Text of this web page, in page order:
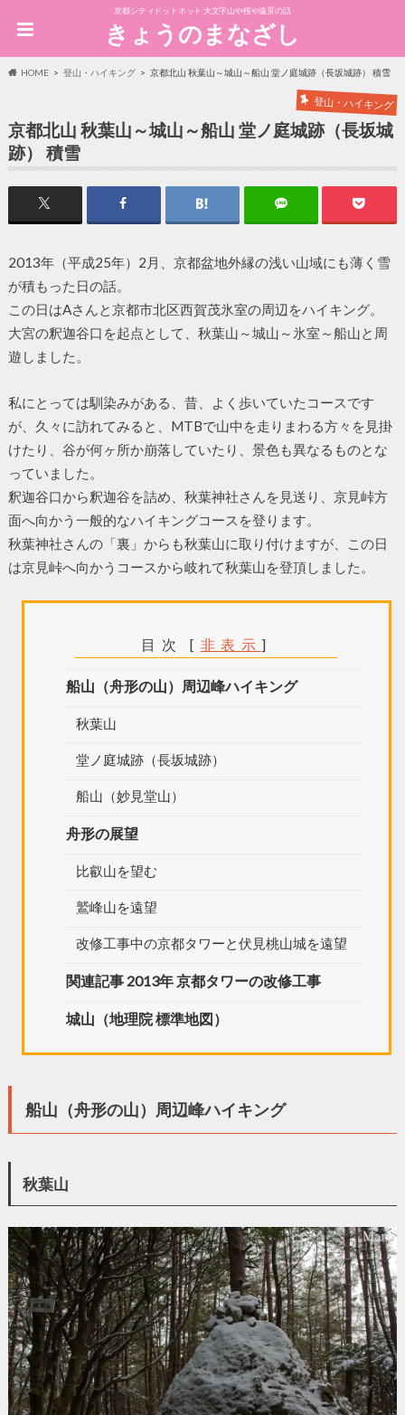
京都シティドットネット 大文字山や桜や遠景の話
きょうのまなざし
HOME 登山・ハイキング 京都北山 秋葉山～城山～船山 堂ノ庭城跡（長坂城跡） 積雪
登山・ハイキング
京都北山 秋葉山～城山～船山 堂ノ庭城跡（長坂城
跡） 積雪
2013年（平成25年）2月、京都盆地外縁の浅い山域にも薄く雪
が積もった日の話。
この日はAさんと京都市北区西賀茂氷室の周辺をハイキング。
大宮の釈迦谷口を起点として、秋葉山～城山～氷室～船山と周
遊しました。
私にとっては馴染みがある、昔、よく歩いていたコースです
が、久々に訪れてみると、MTBで山中を走りまわる方々を見掛
けたり、谷が何ヶ所か崩落していたり、景色も異なるものとな
っていました。
釈迦谷口から釈迦谷を詰め、秋葉神社さんを見送り、京見峠方
面へ向かう一般的なハイキングコースを登ります。
秋葉神社さんの「裏」からも秋葉山に取り付けますが、この日
は京見峠へ向かうコースから岐れて秋葉山を登頂しました。
目次 [ 非表示 ]
船山（舟形の山）周辺峰ハイキング
秋葉山
堂ノ庭城跡（長坂城跡）
船山（妙見堂山）
舟形の展望
比叡山を望む
鷲峰山を遠望
改修工事中の京都タワーと伏見桃山城を遠望
関連記事 2013年 京都タワーの改修工事
城山（地理院 標準地図）
船山（舟形の山）周辺峰ハイキング
秋葉山